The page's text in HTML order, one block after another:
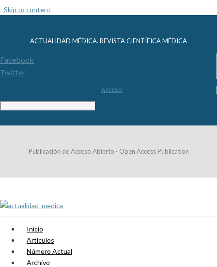
Skip to content
ACTUALIDAD MÉDICA. REVISTA CIENTÍFICA MÉDICA
Facebook
Twitter
Acceso
Publicación de Acceso Abierto · Open Access Publication
Inicio
Artículos
Número Actual
Archivo